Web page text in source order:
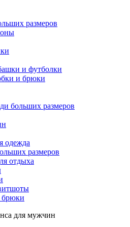
размеров
и футболки
и брюки
больших размеров
одежда
размеров
отдыха
для мужчин